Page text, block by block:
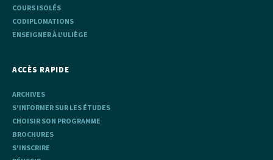
COURS ISOLÉS
CODIPLOMATIONS
ENSEIGNER À L'ULIÈGE
ACCÈS RAPIDE
ARCHIVES
S'INFORMER SUR LES ÉTUDES
CHOISIR SON PROGRAMME
BROCHURES
S'INSCRIRE